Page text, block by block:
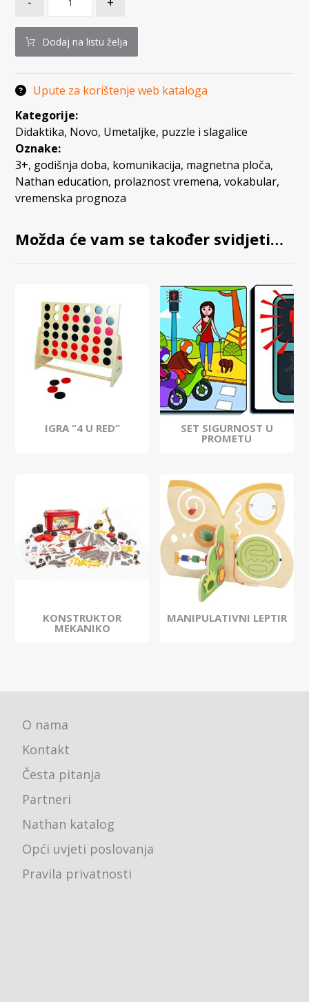
Dodaj na listu želja
Upute za korištenje web kataloga
Kategorije:
Didaktika, Novo, Umetaljke, puzzle i slagalice
Oznake:
3+, godišnja doba, komunikacija, magnetna ploča,
Nathan education, prolaznost vremena,vokabular,
vremenska prognoza
Možda će vam se također svidjeti…
IGRA “4 U RED” SET SIGURNOST U
PROMETU
KONSTRUKTOR
MEKANIKO
MANIPULATIVNI LEPTIR
O nama
Kontakt
Česta pitanja
Partneri
Nathan katalog
Opći uvjeti poslovanja
Pravila privatnosti